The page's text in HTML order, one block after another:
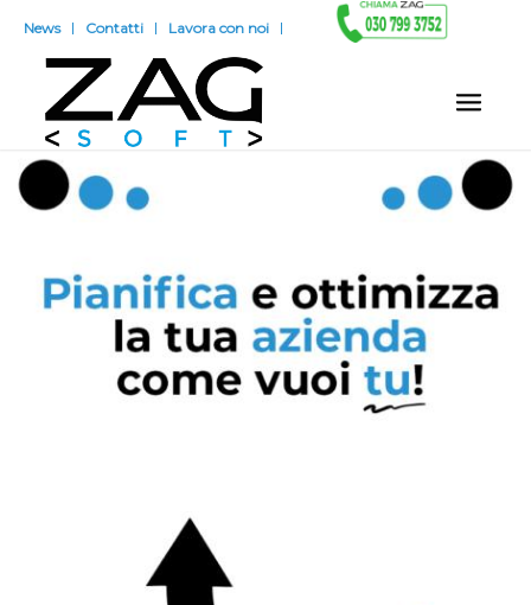
News Contatti Lavora con noi